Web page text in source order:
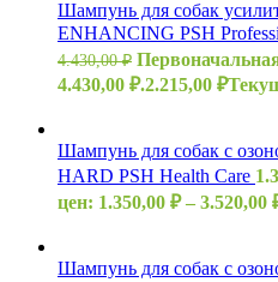
Шампунь для собак
ENHANCING PSH
4.430,00₽
4.430,00 ₽.2.215,00 ₽
Шампунь для собак с
HARD PSH Health Care
цен: 1.350,00 ₽ – 3.520,00
Шампунь для собак с